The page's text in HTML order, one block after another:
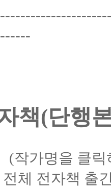
책(단행
(작가명을 클
전체 전자책 출